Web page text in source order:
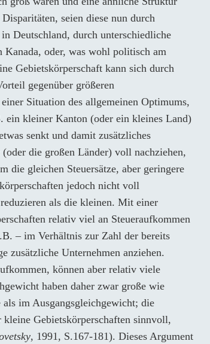
seien diese nun durch
Deutschland, durch unterschiedliche
oder, was wohl politisch am
Gebietskörperschaft kann sich durch
gegenüber größeren
Situation des allgemeinen Optimums,
ein kleiner Kanton (oder ein kleines Land)
senkt und damit zusätzliches
die großen Länder) voll nachziehen,
die gleichen Steuersätze, aber geringere
jedoch nicht voll
als die kleinen. Mit einer
relativ viel an Steueraufkommen
– im Verhältnis zur Zahl der bereits
zusätzliche Unternehmen anziehen.
können aber relativ viele
haben daher zwar große wie
als im Ausgangsgleichgewicht; die
Gebietskörperschaften sinnvoll,
, 1991, S.167-181). Dieses Argument